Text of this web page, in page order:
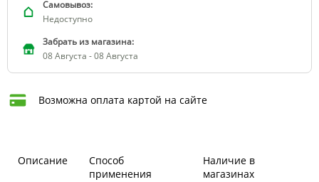
Самовывоз:
Недоступно
Забрать из магазина:
08 Августа - 08 Августа
Возможна оплата картой на сайте
Описание
Способ
применения
Наличие в
магазинах